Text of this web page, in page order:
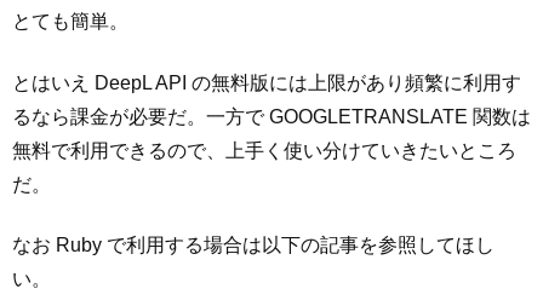
とても簡単。
とはいえ DeepL API の無料版には上限があり頻繁に利用す
るなら課金が必要だ。一方で GOOGLETRANSLATE 関数は
無料で利用できるので、上手く使い分けていきたいところ
だ。
なお Ruby で利用する場合は以下の記事を参照してほし
い。